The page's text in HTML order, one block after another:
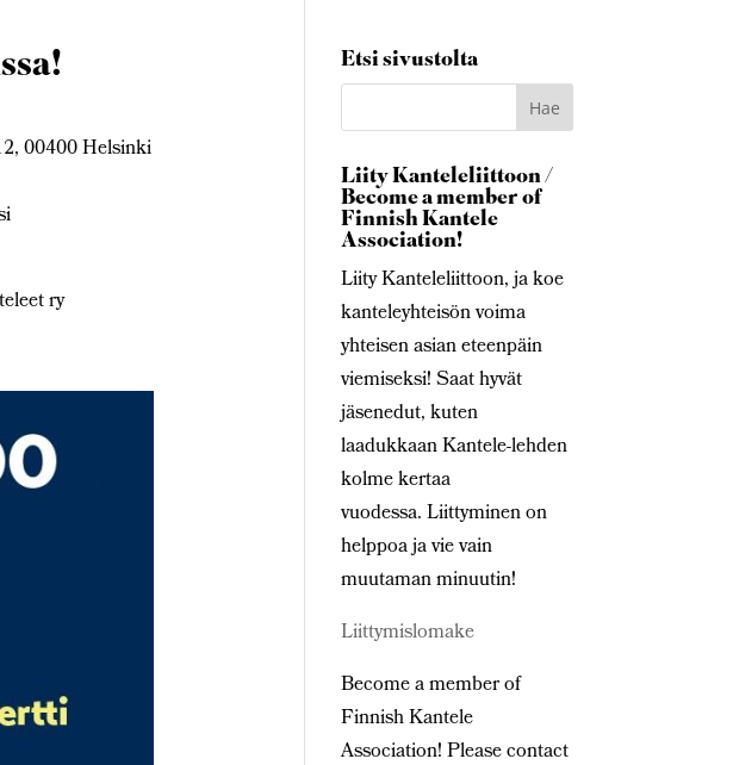
00400 Helsinki
ry
Etsi sivustolta
Liity Kanteleliittoon /
Become a member of
Finnish Kantele
Association!
Liity Kanteleliittoon, ja koe
kanteleyhteisön voima
yhteisen asian eteenpäin
viemiseksi! Saat hyvät
jäsenedut, kuten
laadukkaan Kantele-lehden
kolme kertaa
vuodessa. Liittyminen on
helppoa ja vie vain
muutaman minuutin!
Liittymislomake
Become a member of
Finnish Kantele
Association! Please contact